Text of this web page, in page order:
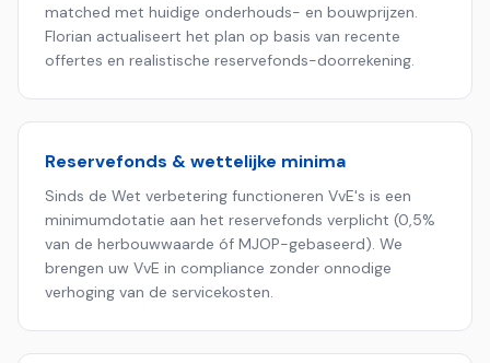
matched met huidige onderhouds- en bouwprijzen.
Florian actualiseert het plan op basis van recente
offertes en realistische reservefonds-doorrekening.
Reservefonds & wettelijke minima
Sinds de Wet verbetering functioneren VvE's is een
minimumdotatie aan het reservefonds verplicht (0,5%
van de herbouwwaarde óf MJOP-gebaseerd). We
brengen uw VvE in compliance zonder onnodige
verhoging van de servicekosten.